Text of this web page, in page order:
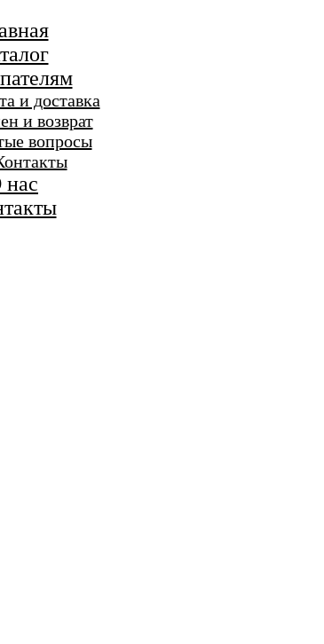
и доставка
и возврат
вопросы
нас